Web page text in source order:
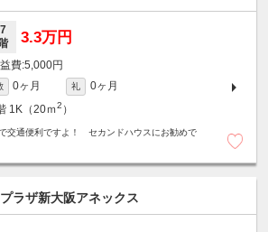
7
3.3万円
5,000円
0ヶ月 礼
0ヶ月
1K（20ｍ2 ）
交通便利ですよ！ セカンドハウスにお勧めで
ラザ新大阪アネックス